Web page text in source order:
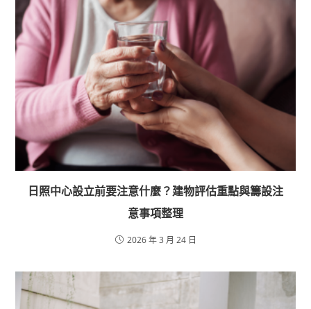
日照中心設立前要注意什麼？建物評估重點與籌設注
意事項整理
2026 年 3 月 24 日